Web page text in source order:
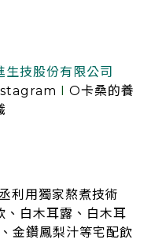
技股份有限公司
O卡桑的養
利用獨家熬煮技術
、白木耳露、白木耳
金鑽鳳梨汁等宅配飲